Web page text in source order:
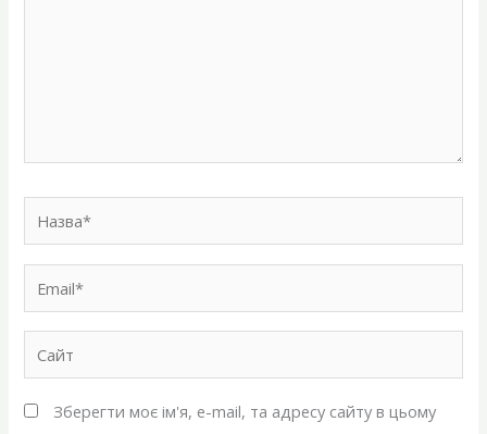
Зберегти моє ім'я, e-mail, та адресу сайту в цьому